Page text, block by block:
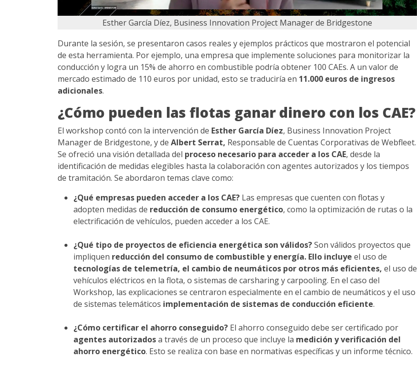
Esther García Díez, Business Innovation Project Manager de Bridgestone
Durante la sesión, se presentaron casos reales y ejemplos prácticos que mostraron el potencial
de esta herramienta. Por ejemplo, una empresa que implemente soluciones para monitorizar la
conducción y logra un 15% de ahorro en combustible podría obtener 100 CAEs. A un valor de
mercado estimado de 110 euros por unidad, esto se traduciría en 11.000 euros de ingresos
adicionales.
¿Cómo pueden las flotas ganar dinero con los CAE?
El workshop contó con la intervención de Esther García Díez, Business Innovation Project
Manager de Bridgestone, y de Albert Serrat, Responsable de Cuentas Corporativas de Webfleet.
Se ofreció una visión detallada del proceso necesario para acceder a los CAE, desde la
identificación de medidas elegibles hasta la colaboración con agentes autorizados y los tiempos
de tramitación. Se abordaron temas clave como:
¿Qué empresas pueden acceder a los CAE? Las empresas que cuenten con flotas y
adopten medidas de reducción de consumo energético, como la optimización de rutas o la
electrificación de vehículos, pueden acceder a los CAE.
¿Qué tipo de proyectos de eficiencia energética son válidos?Son válidos proyectos que
impliquen reducción del consumo de combustible y energía. Ello incluye el uso de
tecnologías de telemetría, el cambio de neumáticos por otros más eficientes, el uso de
vehículos eléctricos en la flota, o sistemas de carsharing y carpooling. En el caso del
Workshop, las explicaciones se centraron especialmente en el cambio de neumáticos y el uso
de sistemas telemáticos implementación de sistemas de conducción eficiente.
¿Cómo certificar el ahorro conseguido? El ahorro conseguido debe ser certificado por
agentes autorizadosa través de un proceso que incluye la medición y verificación del
ahorro energético. Esto se realiza con base en normativas específicas y un informe técnico.